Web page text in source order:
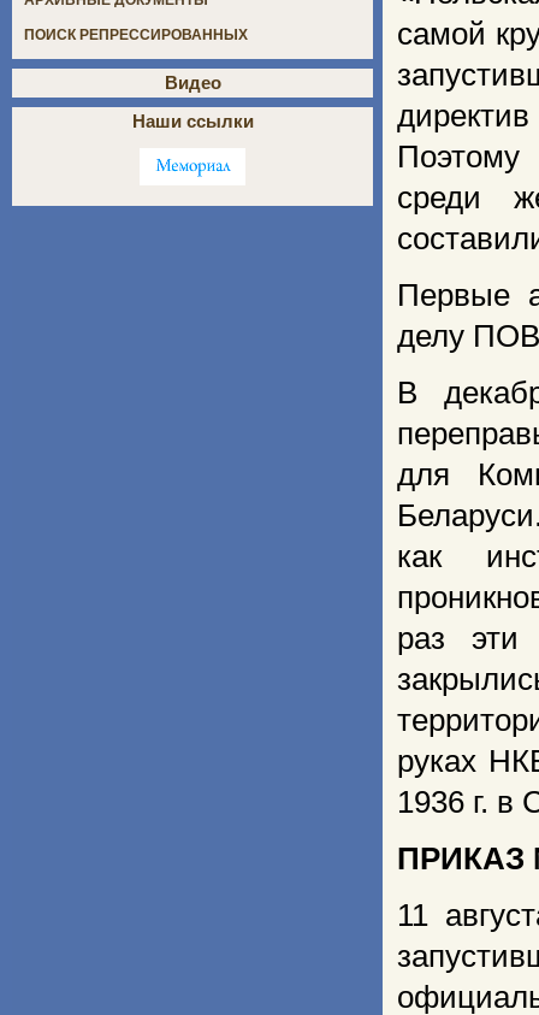
самой
Поэтому
среди
Первые
делу ПОВ
В
для
как
раз эти
руках
1936 г. в
ПРИКАЗ
11
ПОИСК РЕПРЕССИРОВАННЫХ
Видео
Наши ссылки